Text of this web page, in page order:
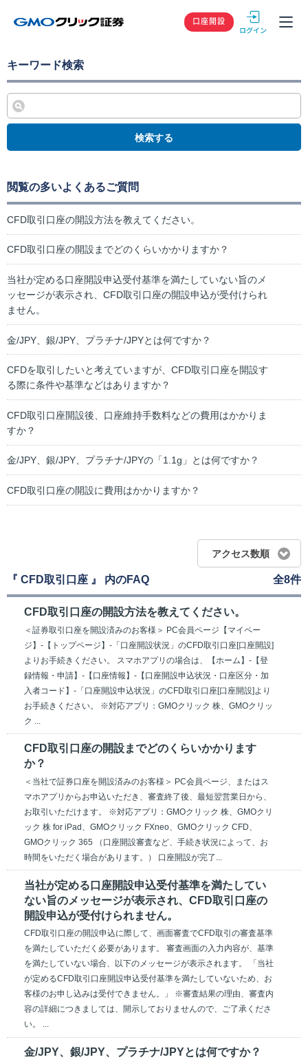
GMOクリック
口座開設
キーワード検索
検索する
閲覧の多いよくあるご質問
CFD取引口座の開設方法を教えてください。
CFD取引口座の開設までどのくらいかかりますか？
当社が定める口座開設申込受付基準を満たしていない旨のメ
ッセージが表示され、CFD取引口座の開設申込が受付けられ
ません。
金/JPY、銀/JPY、プラチナ/JPYとは何ですか？
CFDを取引したいと考えていますが、CFD取引口座を開設す
る際に条件や基準などはありますか？
CFD取引口座開設後、口座維持手数料などの費用はかかりま
すか？
金/JPY、銀/JPY、プラチナ/JPYの「1.1g」とは何ですか？
CFD取引口座の開設に費用はかかりますか？
アクセス数順
『 CFD取引口座 』 内のFAQ 全8件
CFD取引口座の開設方法を教えてください。
＜証券取引口座を開設済みのお客様＞ PC会員ページ【マイペー
ジ】-【トップページ】-「口座開設状況」のCFD取引口座[口座開設]
よりお手続きください。 スマホアプリの場合は、【ホーム】-【登
録情報・申請】-【口座情報】-【口座開設申込状況・口座区分・加
入者コード】-「口座開設申込状況」のCFD取引口座[口座開設]より
お手続きください。 ※対応アプリ：GMOクリック 株、GMOクリッ
ク ...
CFD取引口座の開設までどのくらいかかります
か？
＜当社で証券口座を開設済みのお客様＞ PC会員ページ、またはス
マホアプリからお申込いただき、審査終了後、最短翌営業日から、
お取引いただけます。 ※対応アプリ：GMOクリック 株、GMOクリ
ック 株 for iPad、GMOクリック FXneo、GMOクリック CFD、
GMOクリック 365 （口座開設審査など、手続き状況によって、お
時間をいただく場合があります。） 口座開設が完了...
当社が定める口座開設申込受付基準を満たしてい
ない旨のメッセージが表示され、CFD取引口座の
開設申込が受付けられません。
CFD取引口座の開設申込に際して、画面審査でCFD取引の審査基準
を満たしていただく必要があります。 審査画面の入力内容が、基準
を満たしていない場合、以下のメッセージが表示されます。 「当社
が定めるCFD取引口座開設申込受付基準を満たしていないため、お
客様のお申し込みは受付できません。」 ※審査結果の理由、審査内
容の詳細につきましては、開示しておりませんので、ご了承くださ
い。 ...
金/JPY、銀/JPY、プラチナ/JPYとは何ですか？